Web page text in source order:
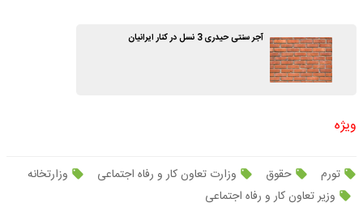
آجر سنتی حیدری 3 نسل در کنار ایرانیان
ویژه
تورم حقوق وزارت تعاون کار و رفاه اجتماعی
وزارتخانه
وزیر تعاون کار و رفاه اجتماعی